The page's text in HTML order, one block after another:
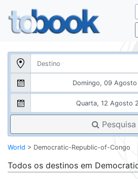
Pesquisa
World > Democratic-Republic-of-Congo
Todos os destinos em